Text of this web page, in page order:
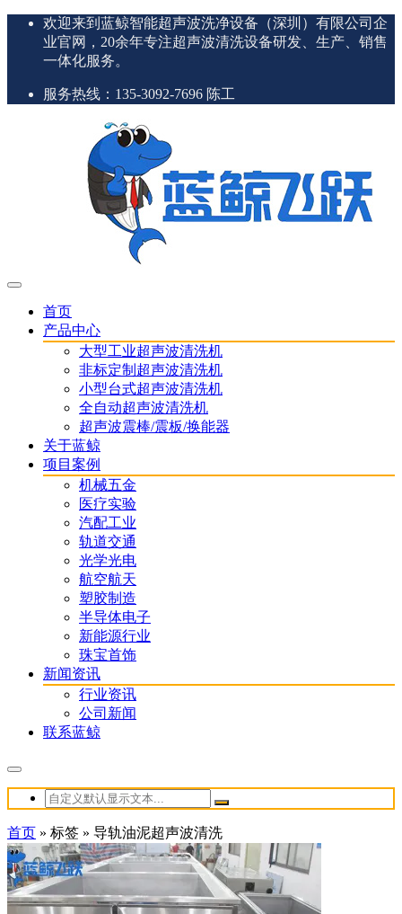
欢迎来到蓝鲸智能超声波洗净设备（深圳）有限公司企
业官网，20余年专注超声波清洗设备研发、生产、销售
一体化服务。
服务热线：135-3092-7696 陈工
首页
产品中心
大型工业超声波清洗机
非标定制超声波清洗机
小型台式超声波清洗机
全自动超声波清洗机
超声波震棒/震板/换能器
关于蓝鲸
项目案例
机械五金
医疗实验
汽配工业
轨道交通
光学光电
航空航天
塑胶制造
半导体电子
新能源行业
珠宝首饰
新闻资讯
行业资讯
公司新闻
联系蓝鲸
首页 » 标签 » 导轨油泥超声波清洗